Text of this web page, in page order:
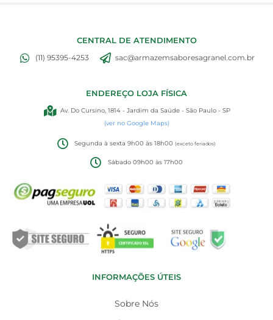
CENTRAL DE ATENDIMENTO
(11) 95395-4253 sac@armazemsaboresagranel.com.br
ENDEREÇO LOJA FÍSICA
Av. Do Cursino, 1814 - Jardim da Saúde - São Paulo - SP
(ver no Google Maps)
Segunda à sexta 9h00 às 18h00(exceto feriados)
Sábado 09h00 às 17h00
INFORMAÇÕES ÚTEIS
Sobre Nós